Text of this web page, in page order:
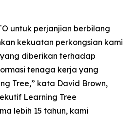
untuk perjanjian berbilang
kekuatan perkongsian kami
diberikan terhadap
tenaga kerja yang
Tree,” kata David Brown,
Learning Tree
lebih 15 tahun, kami